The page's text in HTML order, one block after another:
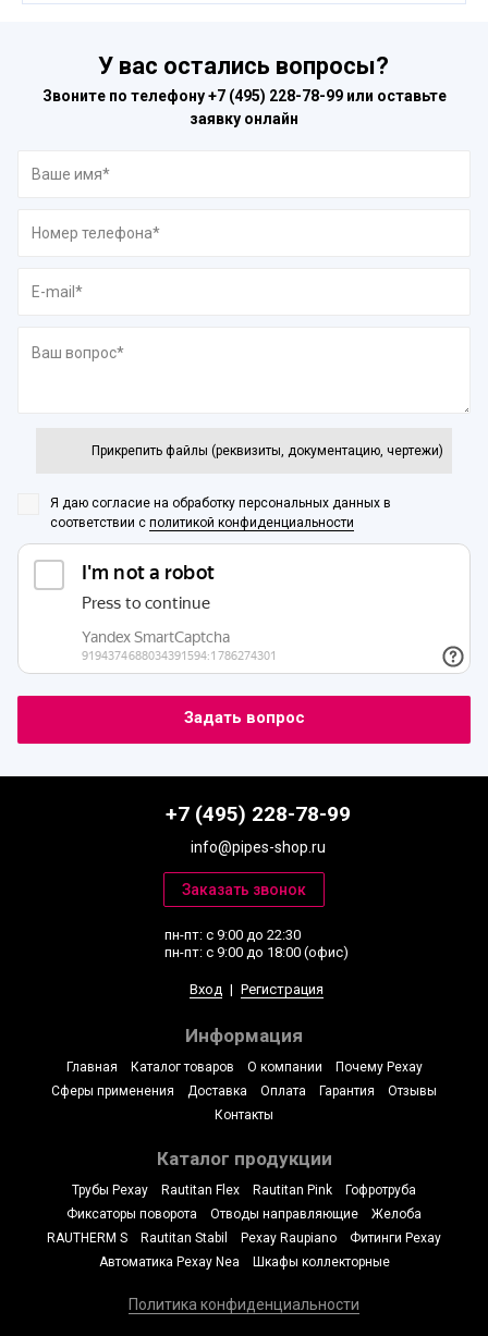
У вас остались вопросы?
Звоните по телефону+7 (495) 228-78-99или оставьте
заявку онлайн
Прикрепить файлы (реквизиты, документацию, чертежи)
Я даю согласие на обработку персональных данных в
соответствии с политикой конфиденциальности
+7 (495) 228-78-99
info@pipes-shop.ru
пн-пт: с 9:00 до 22:30
пн-пт: с 9:00 до 18:00 (офис)
Вход | Регистрация
Информация
Главная Каталог товаров О компании
Почему Рехау
Сферы применения
Доставка Оплата Гарантия
Отзывы
Контакты
Каталог продукции
Трубы Рехау Rautitan Flex Rautitan Pink
Гофротруба
Фиксаторы поворота
Отводы направляющие
Желоба
RAUTHERM S
Rautitan Stabil Рехау Raupiano
Фитинги Рехау
Автоматика Рехау Nea
Шкафы коллекторные
Политика конфиденциальности